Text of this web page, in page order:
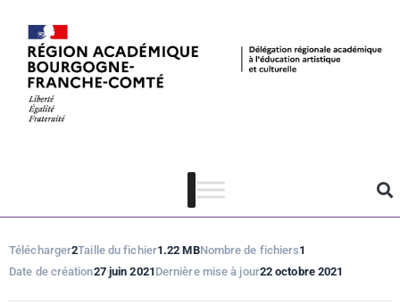
Sortir chez soi !
Télécharger2Taille du fichier1.22 MBNombre de fichiers1
Date de création27 juin 2021 Dernière mise à jour22 octobre 2021